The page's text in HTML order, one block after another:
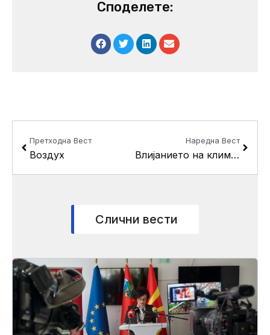
Споделете:
Претходна Вест
Воздух
Наредна Вест
Влијанието на климата врз природните фактори и стопанските дејности
Слични вести